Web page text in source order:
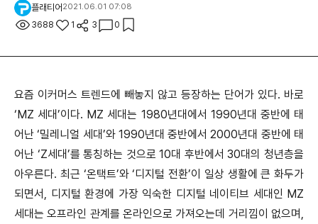
플래티어 2021.06.01 07:08
3688 1 3 0
요즘 이커머스 트렌드에 빼놓지 않고 등장하는 단어가 있다. 바로
‘MZ 세대’이다. MZ 세대는 1980년대에서 1990년대 중반에 태
어난 ‘밀레니얼 세대’와 1990년대 중반에서 2000년대 중반에 태
어난 ‘Z세대’를 통칭하는 것으로 10대 후반에서 30대의 청년층을
아우른다. 최근 ‘온택트’와 ‘디지털 전환’이 일상 생활에 큰 화두가
되면서, 디지털 환경에 가장 익숙한 디지털 네이티브 세대인 MZ
세대는 오프라인 관계를 온라인으로 가져오는데 거리낌이 없으며,